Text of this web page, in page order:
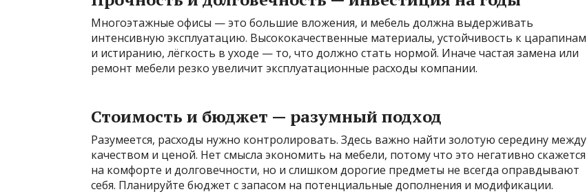
Многоэтажные офисы — это большие вложения, и мебель должна выдерживать
интенсивную эксплуатацию. Высококачественные материалы, устойчивость к царапинам
и истиранию, лёгкость в уходе — то, что должно стать нормой. Иначе частая замена или
ремонт мебели резко увеличит эксплуатационные расходы компании.
Стоимость и бюджет — разумный подход
Разумеется, расходы нужно контролировать. Здесь важно найти золотую середину между
качеством и ценой. Нет смысла экономить на мебели, потому что это негативно скажется
на комфорте и долговечности, но и слишком дорогие предметы не всегда оправдывают
себя. Планируйте бюджет с запасом на потенциальные дополнения и модификации.